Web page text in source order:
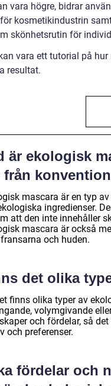
vara högre, bidrar
kosmetikindustrin
skönhetsrutin för
vara ett tutorial på
resultat.
är ekologisk
från
mascara är en typ
ingredienser.
att den inte innehåller
mascara är också
och huden.
det olika
finns olika typer av
volymgivande
och fördelar, så
och preferenser.
fördelar och